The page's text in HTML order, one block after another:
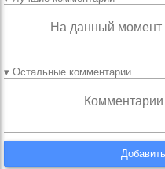
На данный момент
▾ Остальные комментарии
Комментарии